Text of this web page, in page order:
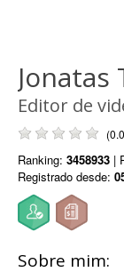
Jonatas
Editor de
Ranking: 3458933 |
Registrado desde:
Sobre mim: